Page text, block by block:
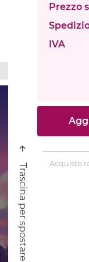
Trascina per spostare
Prezzo
IVA
Acquisto